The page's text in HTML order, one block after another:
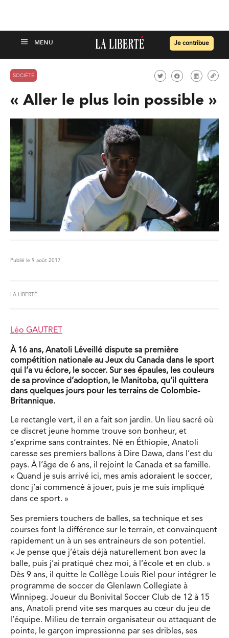
Je contribue
SOCIÉTÉ
« Aller le plus loin possible »
Publié le 9 août 2017
LA LIBERTÉ
Léo GAUTRET
À 16 ans, Anatoli Léveillé dispute sa première
compétition nationale au Jeux du Canada dans le sport
qui l’a vu éclore, le soccer. Sur ses épaules, les couleurs
de sa province d’adoption, le Manitoba, qu’il quittera
dans quelques jours pour les terrains de Colombie-
Britannique.
Le rectangle vert, il en a fait son jardin. Un lieu sacré où
ce discret jeune homme trouve son bonheur, et
s’exprime sans contraintes. Né en Éthiopie, Anatoli
caresse ses premiers ballons à Dire Dawa, dans l’est du
pays. À l’âge de 6 ans, il rejoint le Canada et sa famille.
« Quand je suis arrivé ici, mes amis adoraient le soccer,
donc j’ai commencé à jouer, puis je me suis impliqué
dans ce sport. »
Ses premiers touchers de balles, sa technique et ses
courses font la différence sur le terrain, et convainquent
rapidement un à un ses entraineurs de son potentiel.
« Je pense que j’étais déjà naturellement bon avec la
balle, puis j’ai pratiqué chez moi, à l’école et en club. »
Dès 9 ans, il quitte le Collège Louis Riel pour intégrer le
programme de soccer de Glenlawn Collegiate à
Winnipeg. Joueur du Bonivital Soccer Club de 12 à 15
ans, Anatoli prend vite ses marques au cœur du jeu de
l’équipe. Milieu de terrain organisateur ou attaquant de
pointe, le garçon impressionne par ses dribles, ses